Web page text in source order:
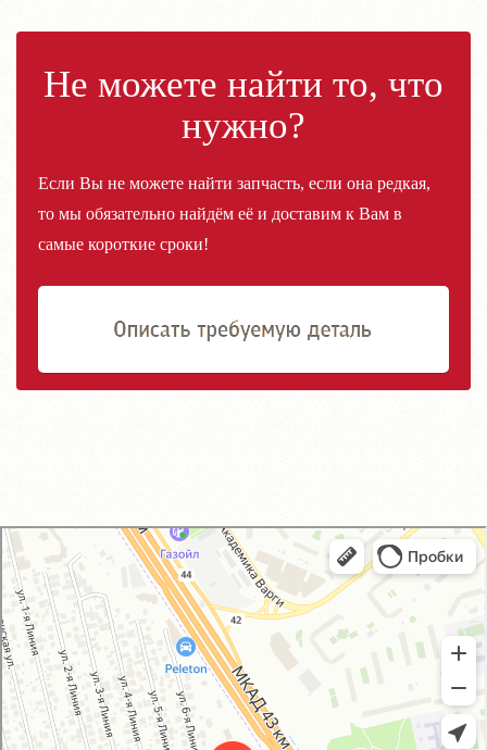
Не можете найти то, что
нужно?
Если Вы не можете найти запчасть, если она редкая,
то мы обязательно найдём её и доставим к Вам в
самые короткие сроки!
GM-City&VAG-Repair
Автосервис, автотехцентр в Москве
Магазин автозапчастей и автотоваров в Москве